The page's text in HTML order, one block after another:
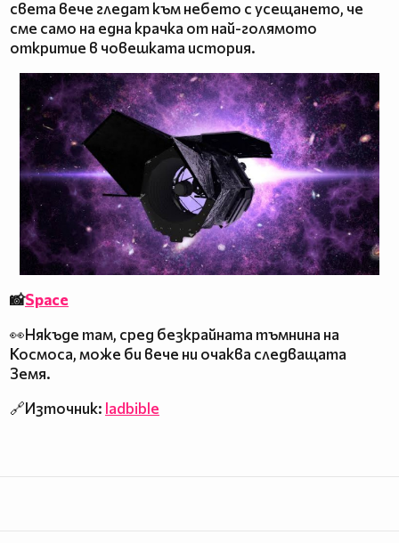
света вече гледат към небето с усещането, че
сме само на една крачка от най-голямото
откритие в човешката история.
📸Space
👀Някъде там, сред безкрайната тъмнина на
Космоса, може би вече ни очаква следващата
Земя.
🔗Източник: ladbible